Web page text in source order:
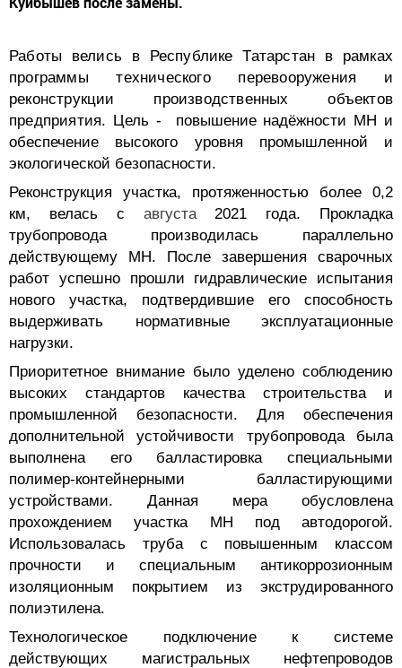
Работы велись в Республике Татарстан в рамках
программы технического перевооружения и
реконструкции производственных объектов
предприятия. Цель - повышение надёжности МН и
обеспечение высокого уровня промышленной и
экологической безопасности.
Реконструкция участка, протяженностью более 0,2
км, велась с августа 2021 года. Прокладка
трубопровода производилась параллельно
действующему МН. После завершения сварочных
работ успешно прошли гидравлические испытания
нового участка, подтвердившие его способность
выдерживать нормативные эксплуатационные
нагрузки.
Приоритетное внимание было уделено соблюдению
высоких стандартов качества строительства и
промышленной безопасности. Для обеспечения
дополнительной устойчивости трубопровода была
выполнена его балластировка специальными
полимер-контейнерными балластирующими
устройствами. Данная мера обусловлена
прохождением участка МН под автодорогой.
Использовалась труба с повышенным классом
прочности и специальным антикоррозионным
изоляционным покрытием из экструдированного
полиэтилена.
Технологическое подключение к системе
действующих магистральных нефтепроводов